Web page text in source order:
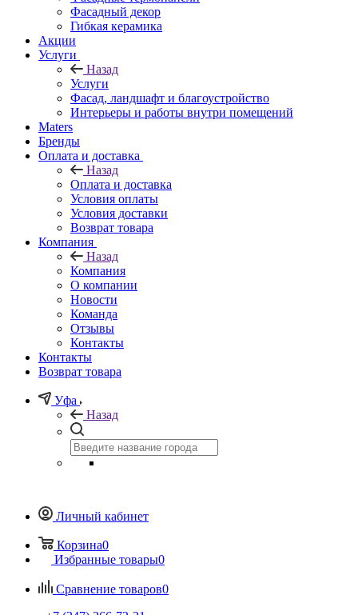
Фасадный декор
Гибкая керамика
Акции
Услуги
Назад
Услуги
Фасад, ландшафт и благоустройство
Интерьеры и работы внутри помещений
Maters
Бренды
Оплата и доставка
Назад
Оплата и доставка
Условия оплаты
Условия доставки
Возврат товара
Компания
Назад
Компания
О компании
Новости
Команда
Отзывы
Контакты
Контакты
Возврат товара
Уфа
Назад
Личный кабинет
Корзина0
Избранные товары0
Сравнение товаров0